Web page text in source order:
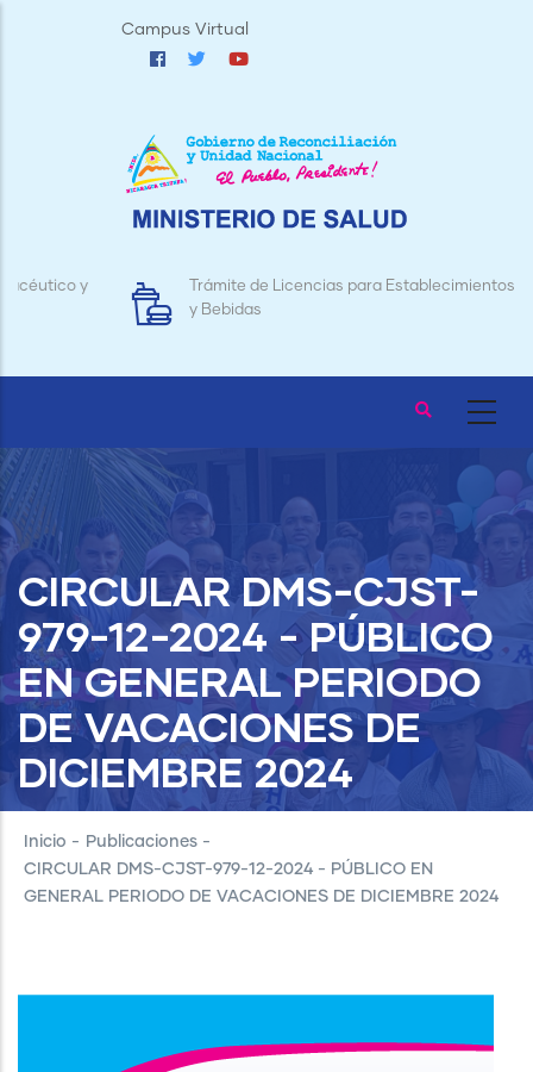
Campus Virtual
Trámite de Licencias para Establecimientos de Alimentos
y Bebidas
CIRCULAR DMS-CJST-
979-12-2024 - PÚBLICO
EN GENERAL PERIODO
DE VACACIONES DE
DICIEMBRE 2024
Inicio - Publicaciones -
CIRCULAR DMS-CJST-979-12-2024 - PÚBLICO EN
GENERAL PERIODO DE VACACIONES DE DICIEMBRE 2024